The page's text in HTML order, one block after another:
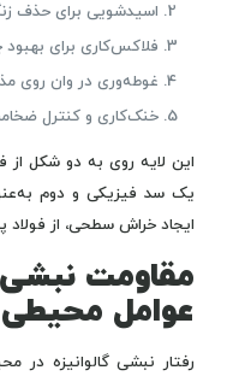
اسیدشویی برای حذف
فلاکس‌کاری برای
غوطه‌وری در وان روی
خنک‌کاری و کنترل
این لایه روی به دو شکل
یک سد فیزیکی و دوم
ایجاد خراش سطحی، از فولاد
مقاومت نبشی
عوامل محیطی
رفتار نبشی گالوانیزه در